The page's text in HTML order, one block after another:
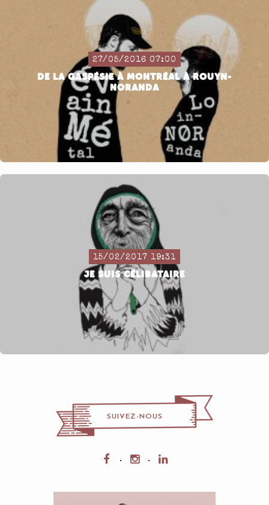
27/05/2016 07:00
DE LA GASPÉSIE À MONTRÉAL À ROUYN-
NORANDA
15/02/2017 19:31
JE SUIS CÉLIBATAIRE
SUIVEZ-NOUS